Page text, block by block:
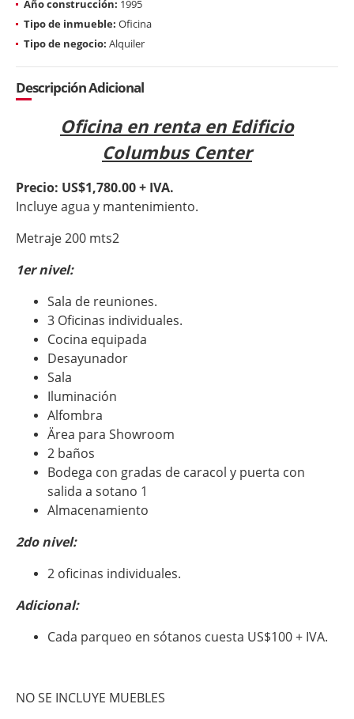
Año construcción: 1995
Tipo de inmueble: Oficina
Tipo de negocio: Alquiler
Descripción Adicional
Oficina en renta en Edificio
Columbus Center
Precio: US$1,780.00 + IVA.
Incluye agua y mantenimiento.
Metraje 200 mts2
1er nivel:
Sala de reuniones.
3 Oficinas individuales.
Cocina equipada
Desayunador
Sala
Iluminación
Alfombra
Ärea para Showroom
2 baños
Bodega con gradas de caracol y puerta con
salida a sotano 1
Almacenamiento
2do nivel:
2 oficinas individuales.
Adicional:
Cada parqueo en sótanos cuesta US$100 + IVA.
NO SE INCLUYE MUEBLES